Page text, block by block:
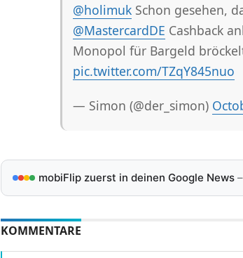
@holimukSchon gesehen,
@MastercardDE Cashback
Monopol für Bargeld
pic.twitter.com/TZqY845nuo
— Simon (@der_simon)
mobiFlip zuerst in deinen Google News
KOMMENTARE